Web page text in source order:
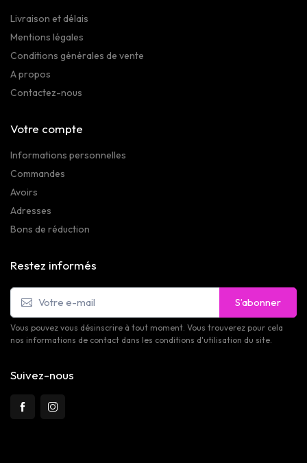
Livraison et délais
Mentions légales
Conditions générales de vente
A propos
Contactez-nous
Votre compte
Informations personnelles
Commandes
Avoirs
Adresses
Bons de réduction
Restez informés
S’abonner
Vous pouvez vous désinscrire à tout moment. Vous trouverez pour cela
nos informations de contact dans les conditions d'utilisation du site.
Suivez-nous